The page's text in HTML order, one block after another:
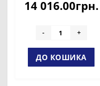
14 016.00грн.
- +
ДО КОШИКА